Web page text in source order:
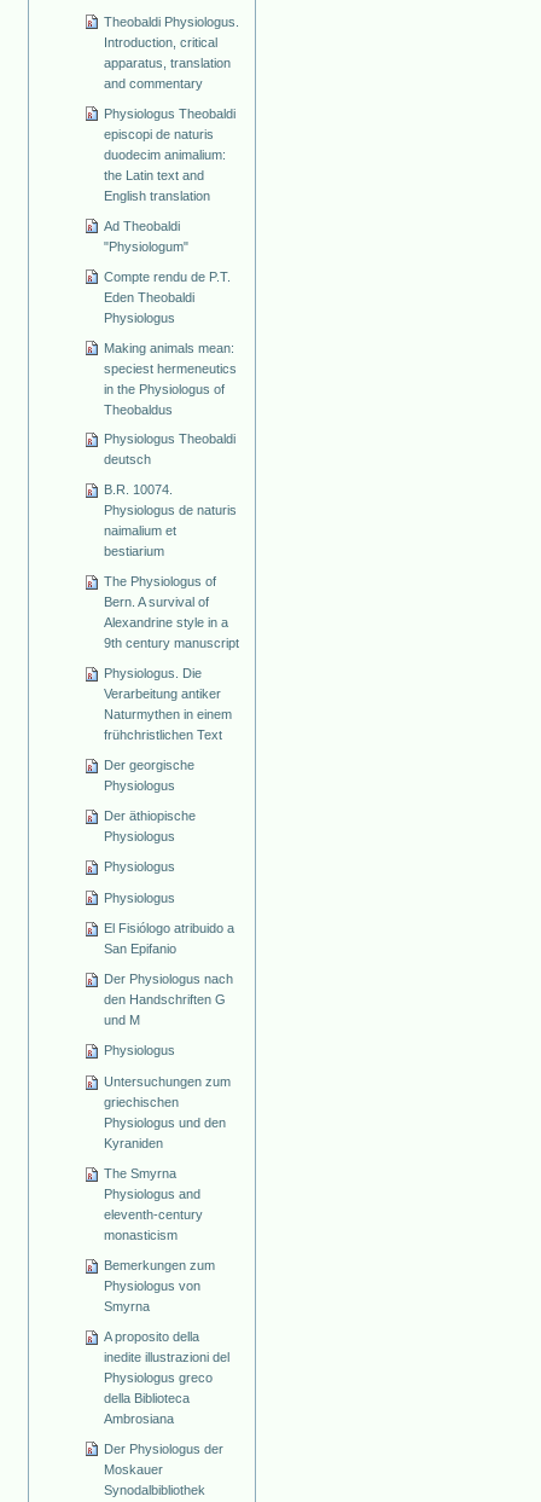
Theobaldi Physiologus.
Introduction, critical
apparatus, translation
and commentary
Physiologus Theobaldi
episcopi de naturis
duodecim animalium:
the Latin text and
English translation
Ad Theobaldi
"Physiologum"
Compte rendu de P.T.
Eden Theobaldi
Physiologus
Making animals mean:
speciest hermeneutics
in the Physiologus of
Theobaldus
Physiologus Theobaldi
deutsch
B.R. 10074.
Physiologus de naturis
naimalium et
bestiarium
The Physiologus of
Bern. A survival of
Alexandrine style in a
9th century manuscript
Physiologus. Die
Verarbeitung antiker
Naturmythen in einem
frühchristlichen Text
Der georgische
Physiologus
Der äthiopische
Physiologus
Physiologus
Physiologus
El Fisiólogo atribuido a
San Epifanio
Der Physiologus nach
den Handschriften G
und M
Physiologus
Untersuchungen zum
griechischen
Physiologus und den
Kyraniden
The Smyrna
Physiologus and
eleventh-century
monasticism
Bemerkungen zum
Physiologus von
Smyrna
A proposito della
inedite illustrazioni del
Physiologus greco
della Biblioteca
Ambrosiana
Der Physiologus der
Moskauer
Synodalbibliothek